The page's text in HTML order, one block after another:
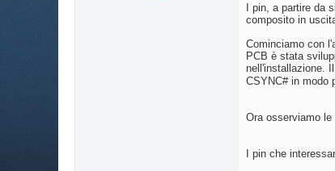
I pin, a partire da
composito in
Cominciamo con
PCB è stata
nell'installazione.
CSYNC# in modo
Ora osserviamo
I pin che